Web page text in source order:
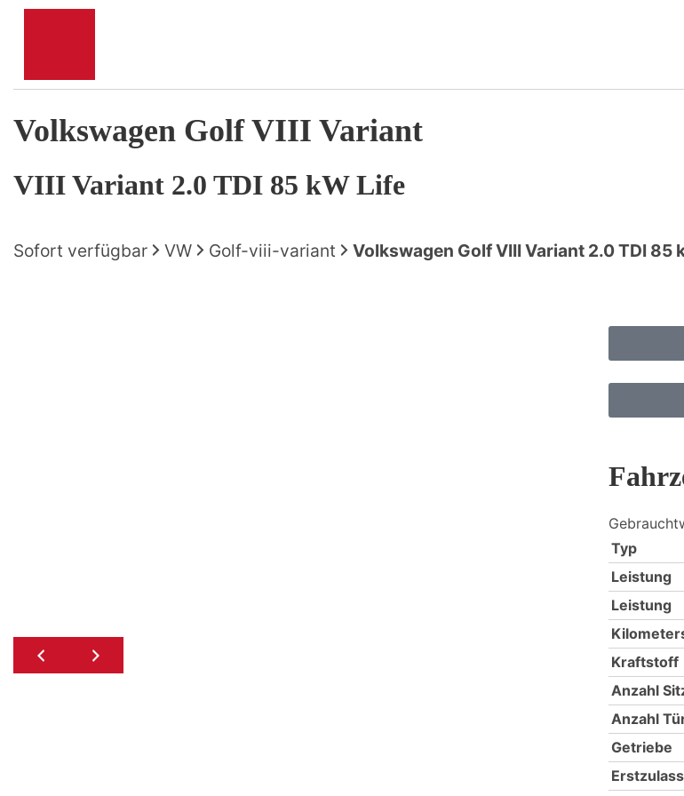
Volkswagen Golf VIII Variant
VIII Variant 2.0 TDI 85 kW Life
Sofort verfügbar VW Golf-viii-variant Volkswagen Golf VIII Variant 2.0 TDI 85
Typ
Leistung
Leistung
Kraftstoff
Anzahl
Anzahl
Getriebe